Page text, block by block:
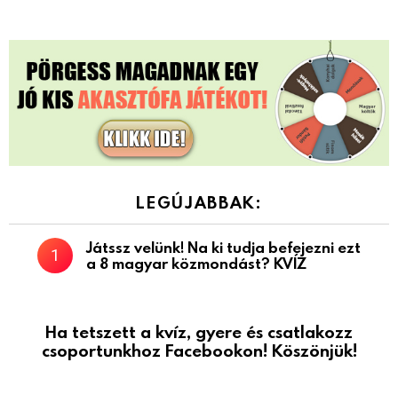
LEGÚJABBAK:
Játssz velünk! Na ki tudja befejezni ezt
a 8 magyar közmondást? KVÍZ
Ha tetszett a kvíz, gyere és csatlakozz
csoportunkhoz Facebookon! Köszönjük!